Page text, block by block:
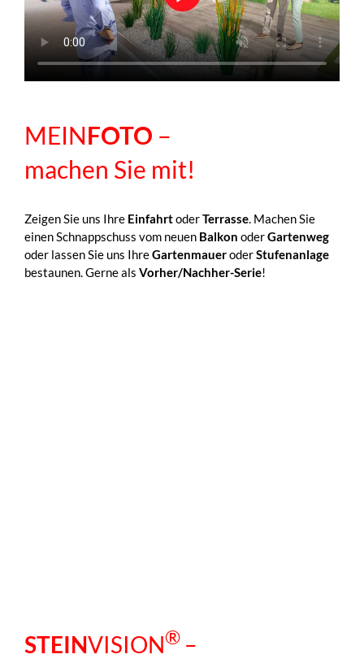
MEINFOTO –
machen Sie mit!
Zeigen Sie uns Ihre EinfahrtoderTerrasse. Machen Sie
einen Schnappschuss vom neuen Balkon oderGartenweg
oder lassen Sie uns IhreGartenmaueroderStufenanlage
bestaunen. Gerne als Vorher/Nachher-Serie!
STEINVISION®–